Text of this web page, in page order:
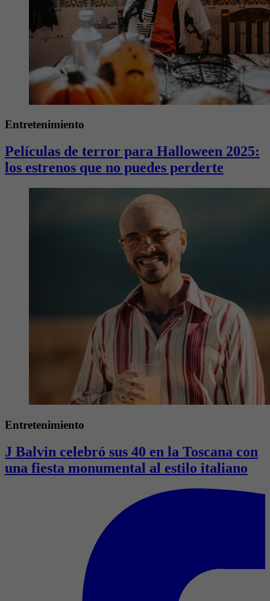
Entretenimiento
Películas de terror para Halloween 2025:
los estrenos que no puedes perderte
Entretenimiento
J Balvin celebró sus 40 en la Toscana con
una fiesta monumental al estilo italiano